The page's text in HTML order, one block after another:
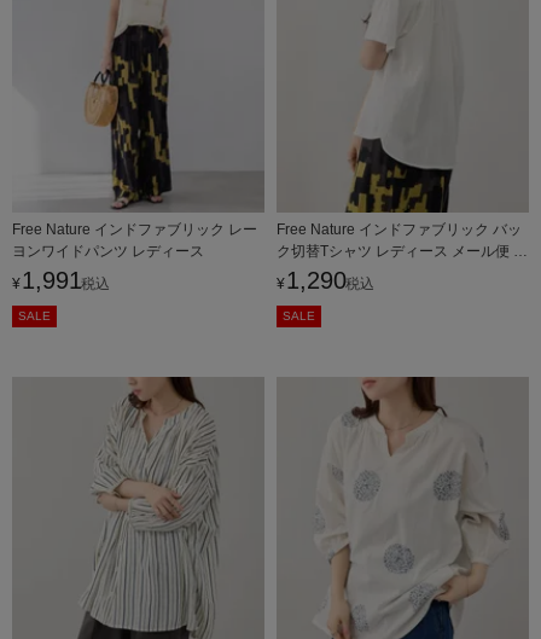
Free Nature インドファブリック レー
ヨンワイドパンツ レディース
¥ 1,991税込
SALE
Free Nature インドファブリック バッ
ク切替Tシャツ レディース メール便 対
応商品
¥ 1,290税込
SALE